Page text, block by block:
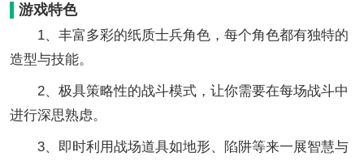
游戏特色
1、丰富多彩的纸质士兵角色，每个角色都有独特的
造型与技能。
2、极具策略性的战斗模式，让你需要在每场战斗中
进行深思熟虑。
3、即时利用战场道具如地形、陷阱等来一展智慧与